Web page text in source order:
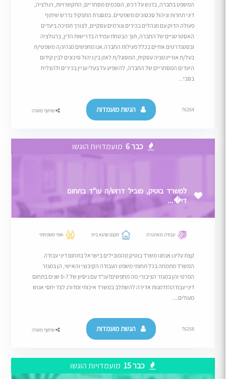
המשפט בחברה, בדגש על רכש, הסכמים מסחריים, התקשרויות, רגולציה,
דיני תחרות וניהול סכסוכים משפטיים. במסגרת התפקיד נדרש שיתוף
פעולה הדוק עם מנהלים בכירים וגורמים עסקיים, לצורך תמיכה ביעדים
האסטרטגיים של החברה, תוך הבטחת עמידה בדרישות הדין, ברגולציה
ובסטנדרטים אתיים בכלל פעילות החברה.אנו מחפשים מנהיג/ה משפטי/ת
בעל/ת אוריינטציה עסקית, המסוגל/ת לאזן בין ניהול סיכונים לבין קידום
היעדים המסחריים של החברה, להשפיע על בעלי עניין בכירים ולהצליח
בסבי...
76264 הגשת מועמדות שיתוף משרה
כבר 6 מועמדויות הוגשו
למשרד בוטיק, מוביל דרוש/ה עו"ד בתחום
די�...
עבודה מאתגרת מקום שהוא בית אופי משפחתי
קצת עלינו:אנחנו משרד בוטיק מהמובילים בישראל בתחום דיני עבודה.
המשרד מתמחה בכל תחומי משפט העבודה הקיבוצי והאישי, הן במגזר
הפרטי והן במגזר הציבורי.מה מחפשים?עו"ד עם ניסיון של 0-7 שנים בתחום
דיני עבודההזדמנות אדירה להשתלב במשרד איכותי ומדורג לצד יחסי אנוש
מעולים....
76258 הגשת מועמדות שיתוף משרה
כבר 15 מועמדויות הוגשו